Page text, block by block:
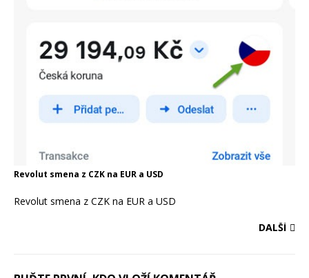
Revolut smena z CZK na EUR a USD
Revolut smena z CZK na EUR a USD
DALŠÍ